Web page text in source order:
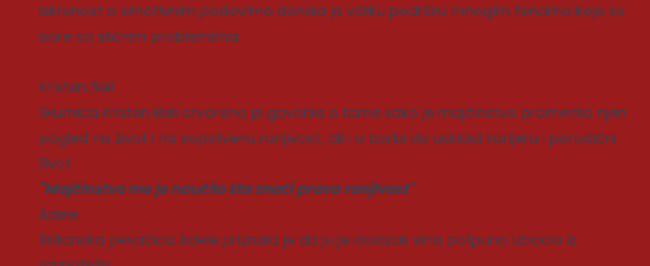
iskrenost o emotivnim padovima donela je veliku podršku mnogim ženama koje se
bore sa sličnim problemima.
Kristen Bell
Glumica Kristen Bell otvoreno je govorila o tome kako je majčinstvo promenilo njen
pogled na život i na sopstvenu ranjivost, ali i o borbi da uskladi karijeru i porodični
život.
"Majčinstvo me je naučilo šta znači prava ranjivost"
Adele
Britanska pevačica Adele priznala je da ju je dolazak sina potpuno izbacio iz